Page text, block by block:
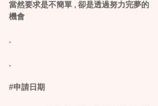
當然要求是不簡單 , 卻是透過努力完夢的
機會
.
.
‪#‎申請日期‬